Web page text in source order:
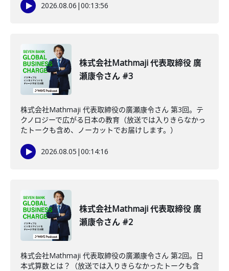
2026.08.06 |00:13:56
株式会社Mathmaji 代表取締役 廣
瀬康令さん #3
株式会社Mathmaji 代表取締役の廣瀬康令さん 第3回。テ
クノロジーで広がる日本の教育（放送では入りきらなかっ
たトークも含め、ノーカットでお届けします。）
2026.08.05 |00:14:16
株式会社Mathmaji 代表取締役 廣
瀬康令さん #2
株式会社Mathmaji 代表取締役の廣瀬康令さん 第2回。日
本式算数とは？（放送では入りきらなかったトークも含